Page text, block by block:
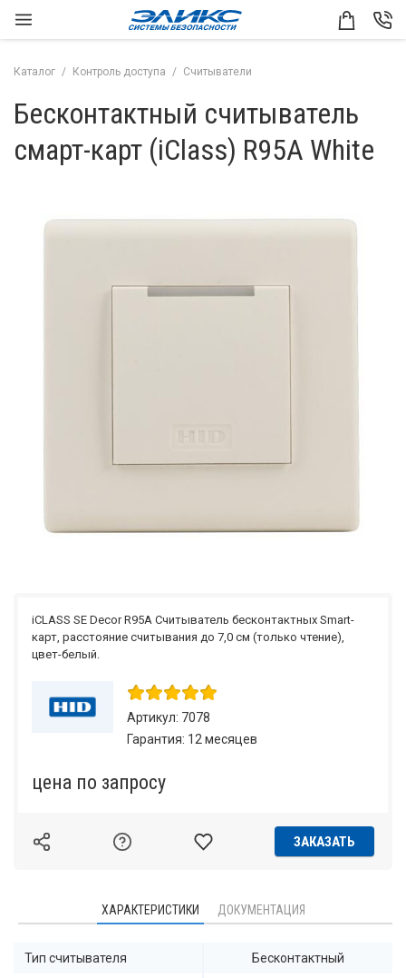
Каталог Контроль доступа Считыватели
Бесконтактный считыватель
смарт-карт (iClass) R95A White
iCLASS SE Decor R95A Считыватель бесконтактных Smart-
карт, расстояние считывания до 7,0 см (только чтение),
цвет-белый.
Артикул: 7078
Гарантия: 12 месяцев
по запросу
ЗАКАЗАТЬ
ХАРАКТЕРИСТИКИ ДОКУМЕНТАЦИЯ
Тип считывателя Бесконтактный